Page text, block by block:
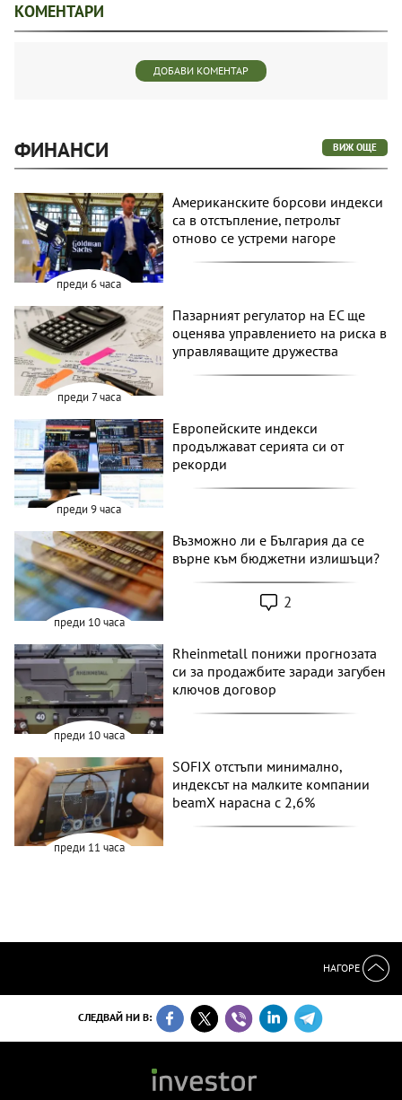
КОМЕНТАРИ
ДОБАВИ КОМЕНТАР
ФИНАНСИ ВИЖ ОЩЕ
преди 6 часа
Американските борсови индекси
са в отстъпление, петролът
отново се устреми нагоре
преди 7 часа
Пазарният регулатор на ЕС ще
оценява управлението на риска в
управляващите дружества
преди 9 часа
Европейските индекси
продължават серията си от
рекорди
преди 10 часа
Възможно ли е България да се
върне към бюджетни излишъци?
2
преди 10 часа
Rheinmetall понижи прогнозата
си за продажбите заради загубен
ключов договор
преди 11 часа
SOFIX отстъпи минимално,
индексът на малките компании
beamX нарасна с 2,6%
НАГОРЕ
СЛЕДВАЙ НИ В: